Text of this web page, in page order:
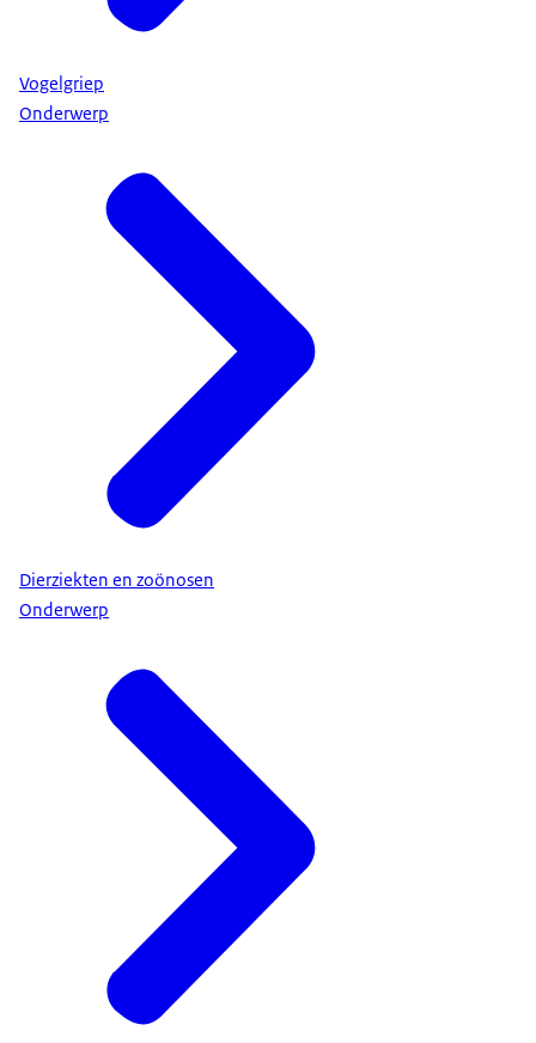
Vogelgriep
Onderwerp
Dierziekten en zoönosen
Onderwerp